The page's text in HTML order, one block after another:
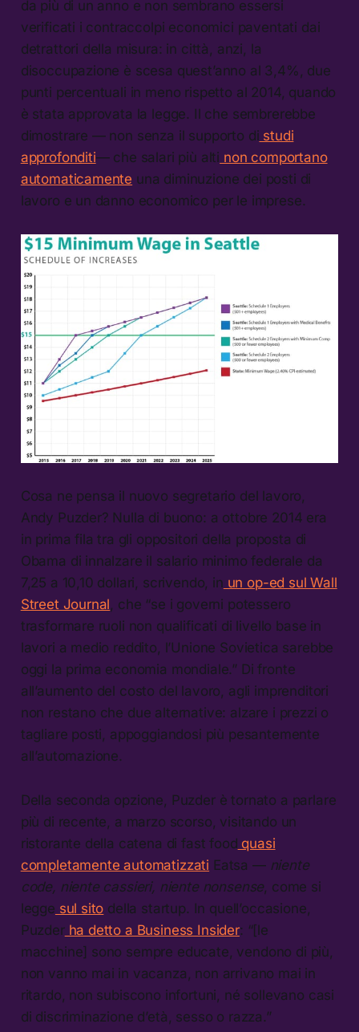
da più di un anno e non sembrano essersi
verificati i contraccolpi economici paventati dai
detrattori della misura: in città, anzi, la
disoccupazione è scesa quest’anno al 3,4%, due
punti percentuali in meno rispetto al 2014, quando
è stata approvata la legge. Il che sembrerebbe
dimostrare — non senza il supporto di studi
approfonditi— che salari più alti non comportano
automaticamente una diminuzione dei posti di
lavoro e un danno economico per le imprese.
Cosa ne pensa il nuovo segretario del lavoro,
Andy Puzder? Nulla di buono: a ottobre 2014 era
in prima fila tra gli oppositori della proposta di
Obama di innalzare il salario minimo federale da
7,25 a 10,10 dollari, scrivendo, in un op-ed sul Wall
Street Journal , che “se i governi potessero
trasformare ruoli non qualificati di livello base in
lavori a medio reddito, l’Unione Sovietica sarebbe
oggi la prima economia mondiale.” Di fronte
all’aumento del costo del lavoro, agli imprenditori
non restano che due alternative: alzare i prezzi o
tagliare posti, appoggiandosi più pesantemente
all’automazione.
Della seconda opzione, Puzder è tornato a parlare
più di recente, a marzo scorso, visitando un
ristorante della catena di fast food quasi
completamente automatizzati Eatsa — niente
code, niente cassieri, niente nonsense , come si
legge sul sito della startup. In quell’occasione,
Puzderha detto a Business Insider: “[le
macchine] sono sempre educate, vendono di più,
non vanno mai in vacanza, non arrivano mai in
ritardo, non subiscono infortuni, né sollevano casi
di discriminazione d’età, sesso o razza.”